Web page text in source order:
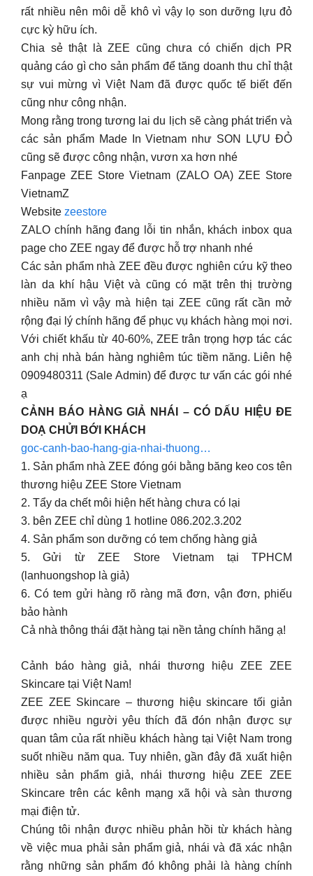
rất nhiều nên môi dễ khô vì vậy lọ son dưỡng lựu đỏ
cực kỳ hữu ích.
Chia sẻ thật là ZEE cũng chưa có chiến dịch PR
quảng cáo gì cho sản phẩm để tăng doanh thu chỉ thật
sự vui mừng vì Việt Nam đã được quốc tế biết đến
cũng như công nhận.
Mong rằng trong tương lai du lịch sẽ càng phát triển và
các sản phẩm Made In Vietnam như SON LỰU ĐỎ
cũng sẽ được công nhận, vươn xa hơn nhé
Fanpage ZEE Store Vietnam (ZALO OA) ZEE Store
VietnamZ
Website zeestore
ZALO chính hãng đang lỗi tin nhắn, khách inbox qua
page cho ZEE ngay để được hỗ trợ nhanh nhé
Các sản phẩm nhà ZEE đều được nghiên cứu kỹ theo
làn da khí hậu Việt và cũng có mặt trên thị trường
nhiều năm vì vậy mà hiện tại ZEE cũng rất cần mở
rộng đại lý chính hãng để phục vụ khách hàng mọi nơi.
Với chiết khấu từ 40-60%, ZEE trân trọng hợp tác các
anh chị nhà bán hàng nghiêm túc tiềm năng. Liên hệ
0909480311 (Sale Admin) để được tư vấn các gói nhé
ạ
CẢNH BÁO HÀNG GIẢ NHÁI – CÓ DẤU HIỆU ĐE
DOẠ CHỬI BỚI KHÁCH
goc-canh-bao-hang-gia-nhai-thuong…
1. Sản phẩm nhà ZEE đóng gói bằng băng keo cos tên
thương hiệu ZEE Store Vietnam
2. Tẩy da chết môi hiện hết hàng chưa có lại
3. bên ZEE chỉ dùng 1 hotline 086.202.3.202
4. Sản phẩm son dưỡng có tem chống hàng giả
5. Gửi từ ZEE Store Vietnam tại TPHCM
(lanhuongshop là giả)
6. Có tem gửi hàng rõ ràng mã đơn, vận đơn, phiếu
bảo hành
Cả nhà thông thái đặt hàng tại nền tảng chính hãng ạ!
Cảnh báo hàng giả, nhái thương hiệu ZEE ZEE
Skincare tại Việt Nam!
ZEE ZEE Skincare – thương hiệu skincare tối giản
được nhiều người yêu thích đã đón nhận được sự
quan tâm của rất nhiều khách hàng tại Việt Nam trong
suốt nhiều năm qua. Tuy nhiên, gần đây đã xuất hiện
nhiều sản phẩm giả, nhái thương hiệu ZEE ZEE
Skincare trên các kênh mạng xã hội và sàn thương
mại điện tử.
Chúng tôi nhận được nhiều phản hồi từ khách hàng
về việc mua phải sản phẩm giả, nhái và đã xác nhận
rằng những sản phẩm đó không phải là hàng chính